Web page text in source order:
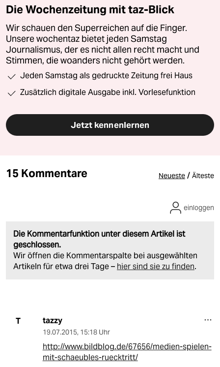
Die Wochenzeitung mit taz-Blick
Wir schauen den Superreichen auf die Finger.
Unsere wochentaz bietet jeden Samstag
Journalismus, der es nicht allen recht macht und
Stimmen, die woanders nicht gehört werden.
Jeden Samstag als gedruckte Zeitung frei Haus
Zusätzlich digitale Ausgabe inkl. Vorlesefunktion
Jetzt kennenlernen
15 Kommentare Neueste / Älteste
Die Kommentarfunktion unter diesem Artikel ist
geschlossen.
Wir öffnen die Kommentarspalte bei ausgewählten
Artikeln für etwa drei Tage – hier sind sie zu finden.
einloggen
T tazzy
19.07.2015, 15:18 Uhr
http://www.bildblog.de/67656/medien-spielen-
mit-schaeubles-ruecktritt/